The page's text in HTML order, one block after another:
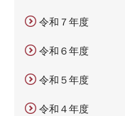
令和７年度
令和６年度
令和５年度
令和４年度